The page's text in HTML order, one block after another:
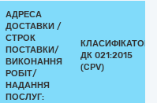
АДРЕСА
ДОСТАВКИ /
СТРОК
ПОСТАВКИ/
ВИКОНАННЯ
РОБІТ/
НАДАННЯ
ПОСЛУГ:
КЛАСИФІКАТОР
ДК 021:2015
(CPV)